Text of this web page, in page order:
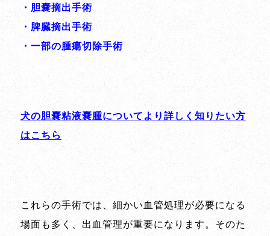
・胆嚢摘出手術
・脾臓摘出手術
・一部の腫瘍切除手術
犬の胆嚢粘液嚢腫についてより詳しく知りたい方
はこちら
これらの手術では、細かい血管処理が必要になる
場面も多く、出血管理が重要になります。そのた